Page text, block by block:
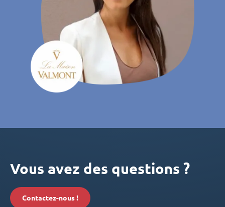
Vous avez des questions ?
Contactez-nous !